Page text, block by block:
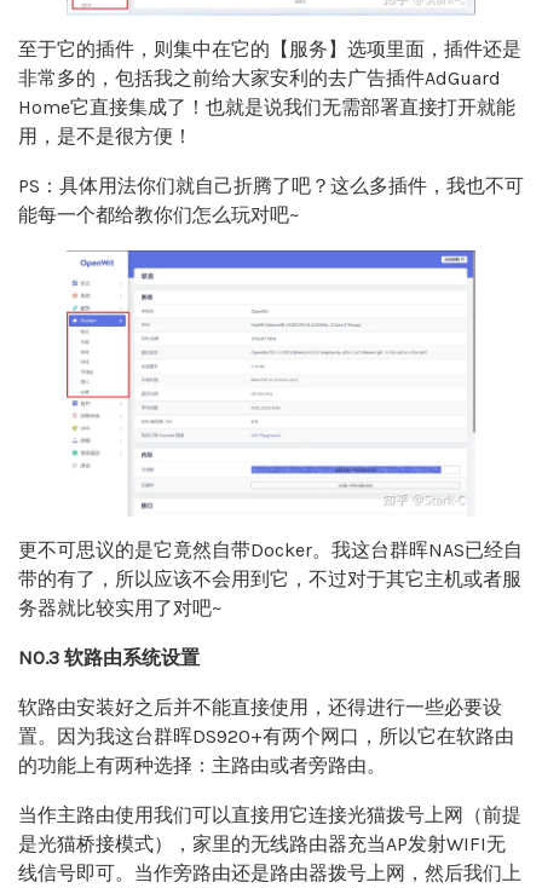
至于它的插件，则集中在它的【服务】选项里面，插件还是
非常多的，包括我之前给大家安利的去广告插件AdGuard
Home它直接集成了！也就是说我们无需部署直接打开就能
用，是不是很方便！
PS：具体用法你们就自己折腾了吧？这么多插件，我也不可
能每一个都给教你们怎么玩对吧~
更不可思议的是它竟然自带Docker。我这台群晖NAS已经自
带的有了，所以应该不会用到它，不过对于其它主机或者服
务器就比较实用了对吧~
NO.3 软路由系统设置
软路由安装好之后并不能直接使用，还得进行一些必要设
置。因为我这台群晖DS920+有两个网口，所以它在软路由
的功能上有两种选择：主路由或者旁路由。
当作主路由使用我们可以直接用它连接光猫拨号上网（前提
是光猫桥接模式），家里的无线路由器充当AP发射WIFI无
线信号即可。当作旁路由还是路由器拨号上网，然后我们上